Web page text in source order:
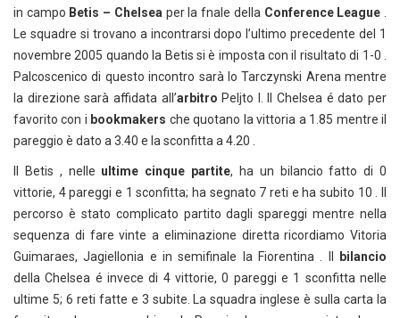
in campo Betis – Chelseaper la fnale della Conference League .
Le squadre si trovano a incontrarsi dopo l’ultimo precedente del 1
novembre 2005 quando la Betis si è imposta con il risultato di 1-0 .
Palcoscenico di questo incontro sarà lo Tarczynski Arena mentre
la direzione sarà affidata all’arbitro Peljto I. Il Chelsea é dato per
favorito con i bookmakers che quotano la vittoria a 1.85 mentre il
pareggio è dato a 3.40 e la sconfitta a 4.20 .
Il Betis , nelle ultime cinque partite, ha un bilancio fatto di 0
vittorie, 4 pareggi e 1 sconfitta; ha segnato 7 reti e ha subito 10 . Il
percorso è stato complicato partito dagli spareggi mentre nella
sequenza di fare vinte a eliminazione diretta ricordiamo Vitoria
Guimaraes, Jagiellonia e in semifinale la Fiorentina . Il
bilancio
della Chelsea é invece di 4 vittorie, 0 pareggi e 1 sconfitta nelle
ultime 5; 6 reti fatte e 3 subite. La squadra inglese è sulla carta la